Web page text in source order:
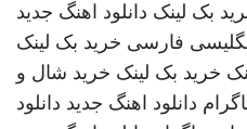
بک لینک دانلود اهنگ جدید
فارسی خرید بک لینک
خرید بک لینک خرید شال و
دانلود اهنگ جدید دانلود